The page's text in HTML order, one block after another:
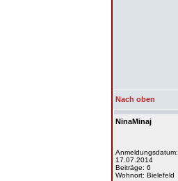
Nach oben
NinaMinaj
Anmeldungsdatum:
17.07.2014
Beiträge: 6
Wohnort: Bielefeld